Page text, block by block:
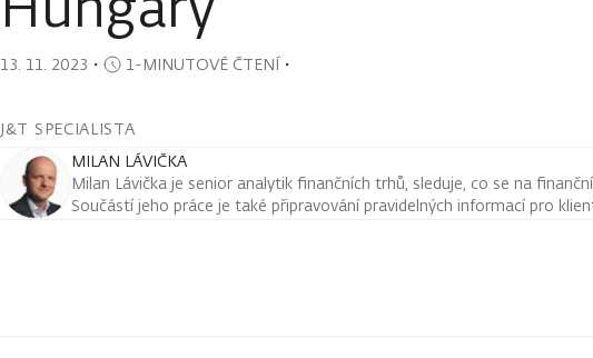
13. 11. 2023 ・ 1-MINUTOVÉ ČTENÍ・
J&T SPECIALISTA
MILAN LÁVIČKA
Milan Lávička je senior analytik finančních trhů, sleduje, co se na
Součástí jeho práce je také připravování pravidelných informací pro